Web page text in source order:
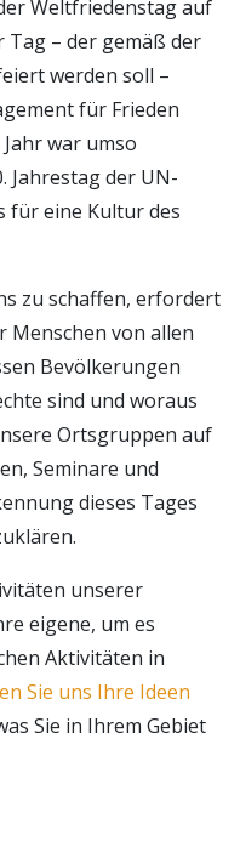
Weltfriedenstag auf
Tag – der gemäß der
werden soll –
für Frieden
war umso
Jahrestag der UN-
für eine Kultur des
zu schaffen, erfordert
Menschen von allen
Bevölkerungen
sind und woraus
Ortsgruppen auf
Seminare und
dieses Tages
unserer
eigene, um es
Aktivitäten in
Sie uns Ihre Ideen
Sie in Ihrem Gebiet